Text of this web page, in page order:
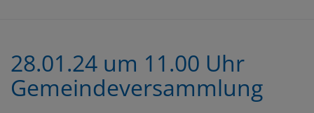
28.01.24 um 11.00 Uhr
Gemeindeversammlung